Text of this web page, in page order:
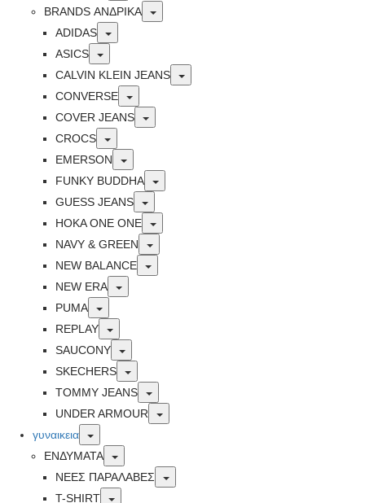
BRANDS ΑΝΔΡΙΚΆ
Toggle
ADIDAS
Toggle
ASICS
Toggle
CALVIN KLEIN JEANS
Toggle
CONVERSE
Toggle
COVER JEANS
Toggle
CROCS
Toggle
EMERSON
Toggle
FUNKY BUDDHA
Toggle
GUESS JEANS
Toggle
HOKA ONE ONE
Toggle
NAVY & GREEN
Toggle
NEW BALANCE
Toggle
NEW ERA
Toggle
PUMA
Toggle
REPLAY
Toggle
SAUCONY
Toggle
SKECHERS
Toggle
TOMMY JEANS
Toggle
UNDER ARMOUR
Toggle
γυναικεια
Toggle
ΕΝΔΥΜΑΤΑ
Toggle
ΝΕΕΣ ΠΑΡΑΛΑΒΕΣ
Toggle
T-SHIRT
Toggle